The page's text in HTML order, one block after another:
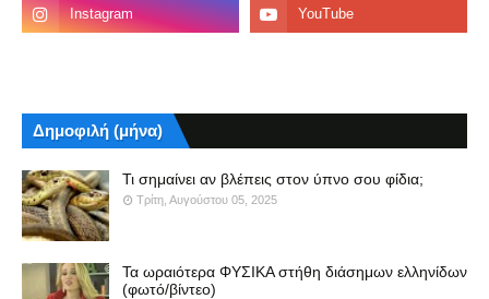
Δημοφιλή (μήνα)
Τι σημαίνει αν βλέπεις στον ύπνο σου φίδια;
Τρίτη, Αυγούστου 05, 2025
Τα ωραιότερα ΦΥΣΙΚΑ στήθη διάσημων ελληνίδων
(φωτό/βίντεο)